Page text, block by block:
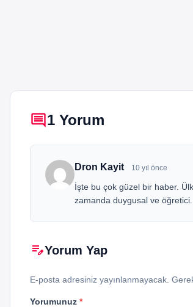
comment1 Yorum
Dron Kayit 10 yıl önce
İşte bu çok güzel bir haber.
zamanda duygusal ve öğretici.
edit_noteYorum Yap
E-posta adresiniz yayınlanmayacak.
Yorumunuz *